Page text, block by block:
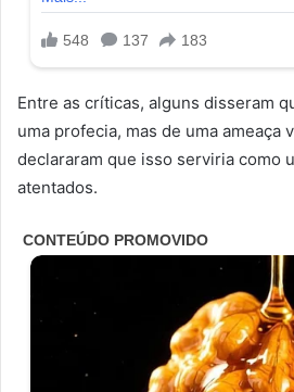
Entre as críticas, alguns disseram
uma profecia, mas de uma ameaça
declararam que isso serviria como
atentados.